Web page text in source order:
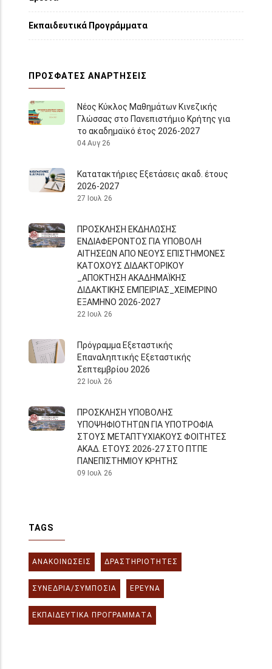
Εκπαιδευτικά Προγράμματα
ΠΡΌΣΦΑΤΕΣ ΑΝΑΡΤΉΣΕΙΣ
Νέος Κύκλος Μαθημάτων Κινεζικής
Γλώσσας στο Πανεπιστήμιο Κρήτης για
το ακαδημαϊκό έτος 2026-2027
04 Αυγ 26
Κατατακτήριες Εξετάσεις ακαδ. έτους
2026-2027
27 Ιουλ 26
ΠΡΟΣΚΛΗΣΗ ΕΚΔΗΛΩΣΗΣ
ΕΝΔΙΑΦΕΡΟΝΤΟΣ ΓΙΑ ΥΠΟΒΟΛΗ
ΑΙΤΗΣΕΩΝ ΑΠΟ ΝΕΟΥΣ ΕΠΙΣΤΗΜΟΝΕΣ
ΚΑΤΟΧΟΥΣ ΔΙΔΑΚΤΟΡΙΚΟΥ
_ΑΠΟΚΤΗΣΗ ΑΚΑΔΗΜΑΪΚΗΣ
ΔΙΔΑΚΤΙΚΗΣ ΕΜΠΕΙΡΙΑΣ_ΧΕΙΜΕΡΙΝΟ
ΕΞΑΜΗΝΟ 2026-2027
22 Ιουλ 26
Πρόγραμμα Εξεταστικής
Επαναληπτικής Εξεταστικής
Σεπτεμβρίου 2026
22 Ιουλ 26
ΠΡΟΣΚΛΗΣΗ ΥΠΟΒΟΛΗΣ
ΥΠΟΨΗΦΙΟΤΗΤΩΝ ΓΙΑ ΥΠΟΤΡΟΦΙΑ
ΣΤΟΥΣ ΜΕΤΑΠΤΥΧΙΑΚΟΥΣ ΦΟΙΤΗΤΕΣ
ΑΚΑΔ. ΕΤΟΥΣ 2026-27 ΣΤΟ ΠΤΠΕ
ΠΑΝΕΠΙΣΤΗΜΙΟΥ ΚΡΗΤΗΣ
09 Ιουλ 26
TAGS
ΑΝΑΚΟΙΝΏΣΕΙΣ ΔΡΑΣΤΗΡΙΌΤΗΤΕΣ
ΣΥΝΈΔΡΙΑ/ΣΥΜΠΌΣΙΑ ΈΡΕΥΝΑ
ΕΚΠΑΙΔΕΥΤΙΚΆ ΠΡΟΓΡΆΜΜΑΤΑ